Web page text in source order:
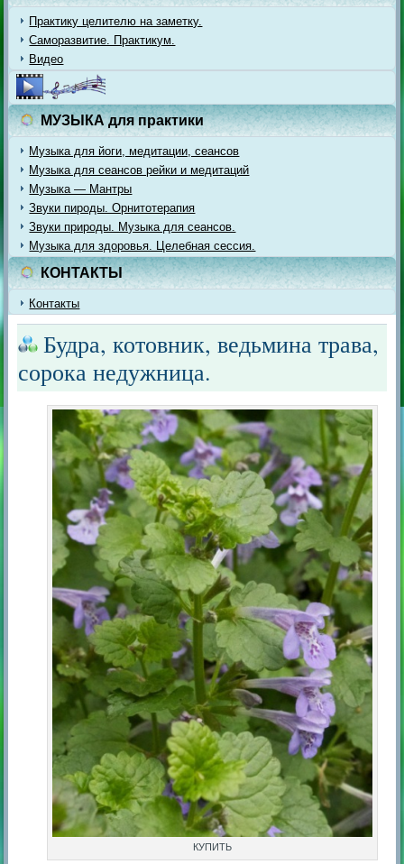
Практику целителю на заметку.
Саморазвитие. Практикум.
Видео
МУЗЫКА для практики
Музыка для йоги, медитации, сеансов
Музыка для сеансов рейки и медитаций
Музыка — Мантры
Звуки пироды. Орнитотерапия
Звуки природы. Музыка для сеансов.
Музыка для здоровья. Целебная сессия.
КОНТАКТЫ
Контакты
Будра, котовник, ведьмина трава,
сорока недужница.
КУПИТЬ